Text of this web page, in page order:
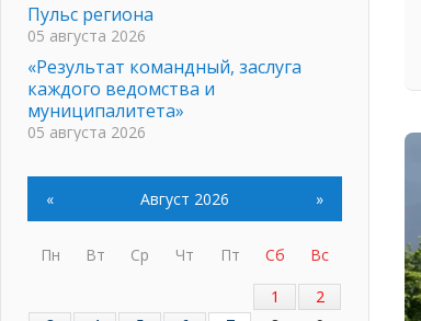
Пульс региона
05 августа 2026
«Результат командный, заслуга
каждого ведомства и
муниципалитета»
05 августа 2026
05 августа 2026
05 августа 2026
На лидирующих позициях
04 августа 2026
« Август 2026 »
Пн Вт Ср Чт Пт Сб
Вс
1
2